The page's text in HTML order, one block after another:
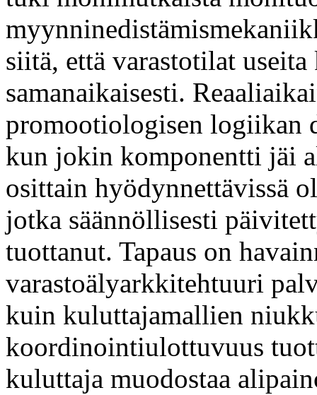
siitä, että varastotilat
samanaikaisesti.
promootiologisen logiikan
kun jokin komponentti jäi
osittain hyödynnettävissä
jotka säännöllisesti
tuottanut. Tapaus on
varastoälyarkkitehtuuri
kuin kuluttajamallien
koordinointiulottuvuus
kuluttaja muodostaa